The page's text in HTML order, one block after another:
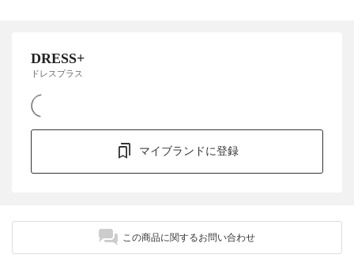
DRESS+
ドレスプラス
マイブランドに登録
この商品に関するお問い合わせ